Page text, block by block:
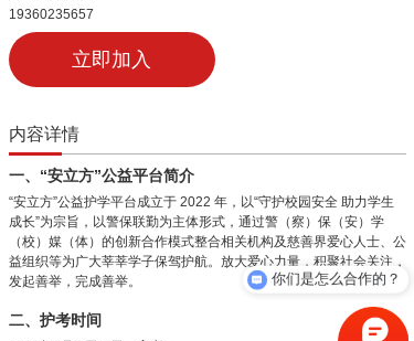
19360235657
立即加入
内容详情
一、“安立方”公益平台简介
“安立方”公益护学平台成立于 2022 年，以“守护校园安全 助力学生
成长”为宗旨，以警保联勤为主体形式，通过警（察）保（安）学
（校）媒（体）的创新合作模式整合相关机构及慈善界爱心人士、公
益组织等为广大莘莘学子保驾护航。放大爱心力量，积聚社会关注，
发起善举，完成善举。
二、护考时间
你们是怎么合作的？